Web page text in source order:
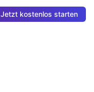
Jetzt kostenlos starten